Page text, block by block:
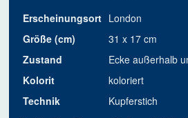
Erscheinungsort London
Größe (cm)
31 x 17 cm
Zustand
Ecke außerhalb
Kolorit
koloriert
Technik
Kupferstich